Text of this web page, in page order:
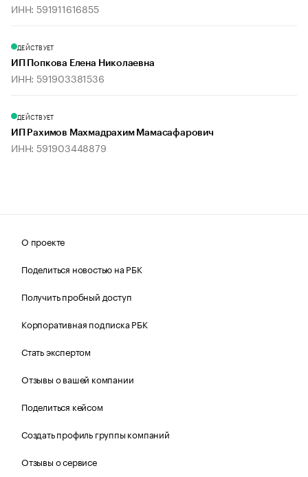
ИНН: 591911616855
ДЕЙСТВУЕТ
ИП Попкова Елена Николаевна
ИНН: 591903381536
ДЕЙСТВУЕТ
ИП Рахимов Махмадрахим Мамасафарович
ИНН: 591903448879
О проекте
Поделиться новостью на РБК
Получить пробный доступ
Корпоративная подписка РБК
Стать экспертом
Отзывы о вашей компании
Поделиться кейсом
Создать профиль группы компаний
Отзывы о сервисе